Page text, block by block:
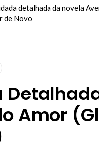
detalhada da novela
de Novo
Amor